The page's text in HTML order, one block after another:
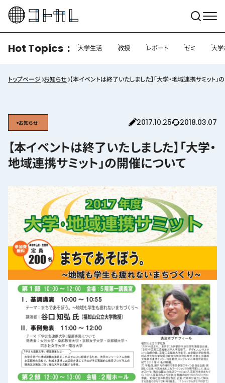
Hot Topics 大学生活 教授 レポート ゼミ 大学
トップページ お知らせ 【本イベントは終了いたしました】「大学・地域連携サミット
お知らせ 2017.10.25 2018.03.07
【本イベントは終了いたしました】「大学・
地域連携サミット」の開催について